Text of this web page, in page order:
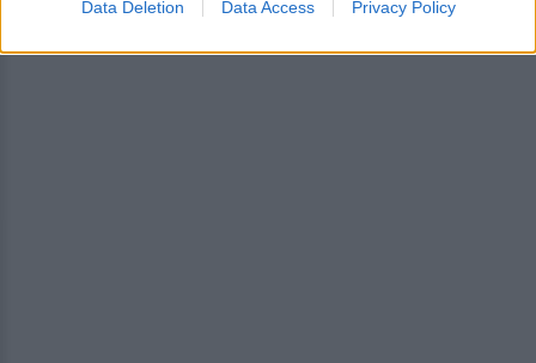
Data Deletion Data Access Privacy Policy
ΔΙΑΦΗΜΙΣΗ